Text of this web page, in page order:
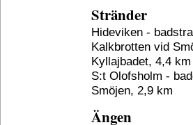
Stränder
Hideviken -
Kalkbrotten vid
Kyllajbadet, 4,4 km
S:t Olofsholm -
Smöjen, 2,9 km
Ängen